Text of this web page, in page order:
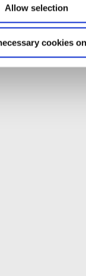
Allow selection
cookies
i Odense